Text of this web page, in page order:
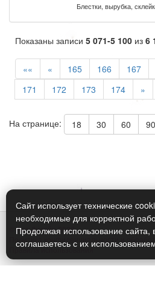
Блестки, вырубка,
Показаны записи 5 071-5 100 из 6
«« « 165 166 167
171
172 173 174 »
На странице: 18 30 60 90
© Арт Дизайн 2026
Политика конфиденциальности и
Правила использования
Сайт использует технические
необходимые для корректной
Продолжая использование сайта,
соглашаетесь с их